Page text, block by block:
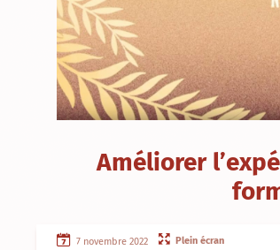
Améliorer
7 novembre 2022 Plein écran